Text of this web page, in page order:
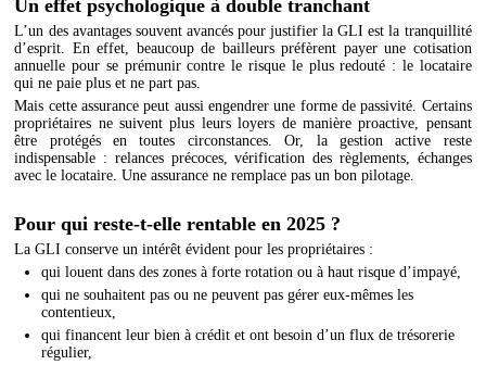
Un effet psychologique à double tranchant
L’un des avantages souvent avancés pour justifier la GLI est la tranquillité
d’esprit. En effet, beaucoup de bailleurs préfèrent payer une cotisation
annuelle pour se prémunir contre le risque le plus redouté : le locataire
qui ne paie plus et ne part pas.
Mais cette assurance peut aussi engendrer une forme de passivité. Certains
propriétaires ne suivent plus leurs loyers de manière proactive, pensant
être protégés en toutes circonstances. Or, la gestion active reste
indispensable : relances précoces, vérification des règlements, échanges
avec le locataire. Une assurance ne remplace pas un bon pilotage.
Pour qui reste-t-elle rentable en 2025 ?
La GLI conserve un intérêt évident pour les propriétaires :
qui louent dans des zones à forte rotation ou à haut risque d’impayé,
qui ne souhaitent pas ou ne peuvent pas gérer eux-mêmes les
contentieux,
qui financent leur bien à crédit et ont besoin d’un flux de trésorerie
régulier,